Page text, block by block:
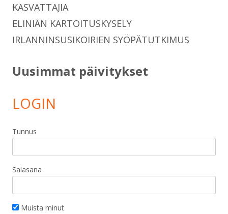
KASVATTAJIA
ELINIÄN KARTOITUSKYSELY
IRLANNINSUSIKOIRIEN SYÖPÄTUTKIMUS
Uusimmat päivitykset
LOGIN
Tunnus
Salasana
Muista minut